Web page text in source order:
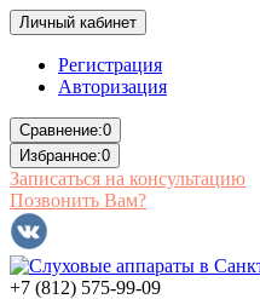
Личный кабинет
Регистрация
Авторизация
Сравнение:0
Избранное:0
Записаться на консультацию
Позвонить Вам?
+7 (812) 575-99-09